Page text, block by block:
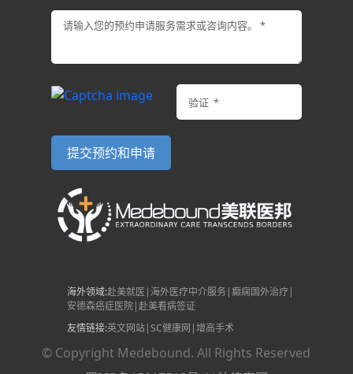
海外领域:赴美就医 | 海外医疗中介服务|癫痫国外治疗|
安德森癌症医院|赴美看病签证
友情链接:英文网站|SC健康网 |增高手术
© Copyright Medebound. All Rights Reserved